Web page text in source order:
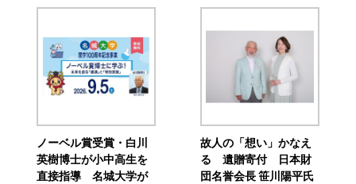
ノーベル賞受賞・白川
英樹博士が小中高生を
直接指導 名城大学が
故人の「想い」かなえ
る 遺贈寄付 日本財
団名誉会長 笹川陽平氏